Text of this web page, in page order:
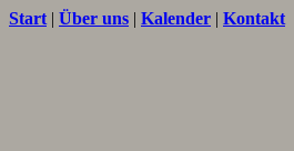
Start | Über uns | Kalender | Kontakt